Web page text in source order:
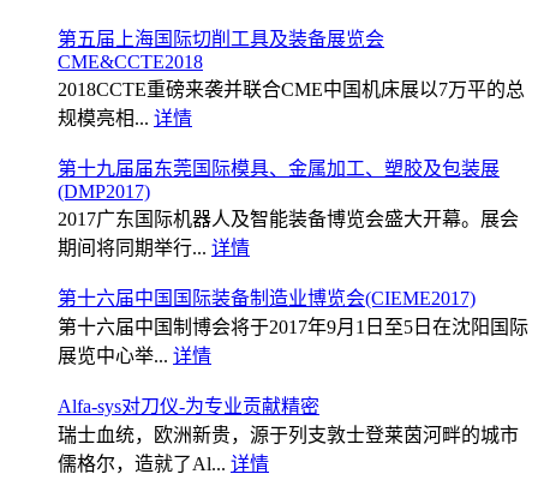
第五届上海国际切削工具及装备展览会
CME&CCTE2018
2018CCTE重磅来袭并联合CME中国机床展以7万平的总
规模亮相... 详情
第十九届届东莞国际模具、金属加工、塑胶及包装展
(DMP2017)
2017广东国际机器人及智能装备博览会盛大开幕。展会
期间将同期举行... 详情
第十六届中国国际装备制造业博览会(CIEME2017)
第十六届中国制博会将于2017年9月1日至5日在沈阳国际
展览中心举... 详情
Alfa-sys对刀仪-为专业贡献精密
瑞士血统，欧洲新贵，源于列支敦士登莱茵河畔的城市
儒格尔，造就了Al... 详情